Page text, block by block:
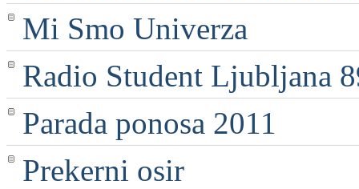
Mi Smo Univerza
Radio Student Ljubljana
Parada ponosa 2011
Prekerni osir